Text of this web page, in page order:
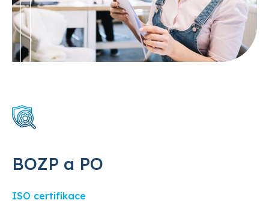
BOZP a PO
ISO certifikace